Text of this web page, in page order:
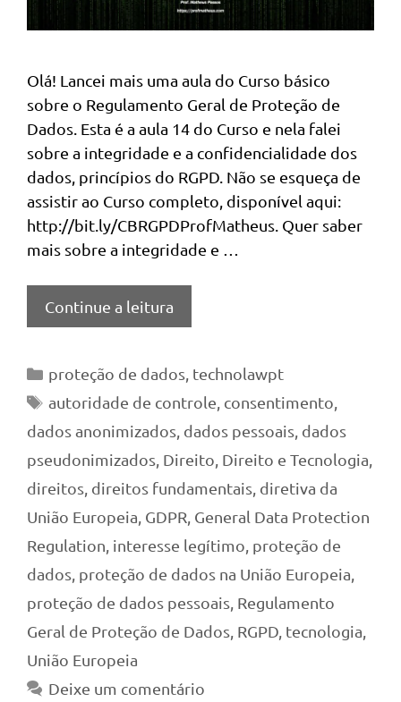
Olá! Lancei mais uma aula do Curso básico
sobre o Regulamento Geral de Proteção de
Dados. Esta é a aula 14 do Curso e nela falei
sobre a integridade e a confidencialidade dos
dados, princípios do RGPD. Não se esqueça de
assistir ao Curso completo, disponível aqui:
http://bit.ly/CBRGPDProfMatheus. Quer saber
mais sobre a integridade e …
Continue a leitura
Categorias
proteção de dados, technolawpt
Tags
autoridade de controle consentimento
dados anonimizados dados pessoais dados
pseudonimizados Direito Direito e Tecnologia
direitos direitos fundamentais diretiva da
União Europeia GDPR General Data Protection
Regulation interesse legítimo proteção de
dados proteção de dados na União Europeia
proteção de dados pessoais Regulamento
Geral de Proteção de Dados RGPD tecnologia
União Europeia
Deixe um comentário